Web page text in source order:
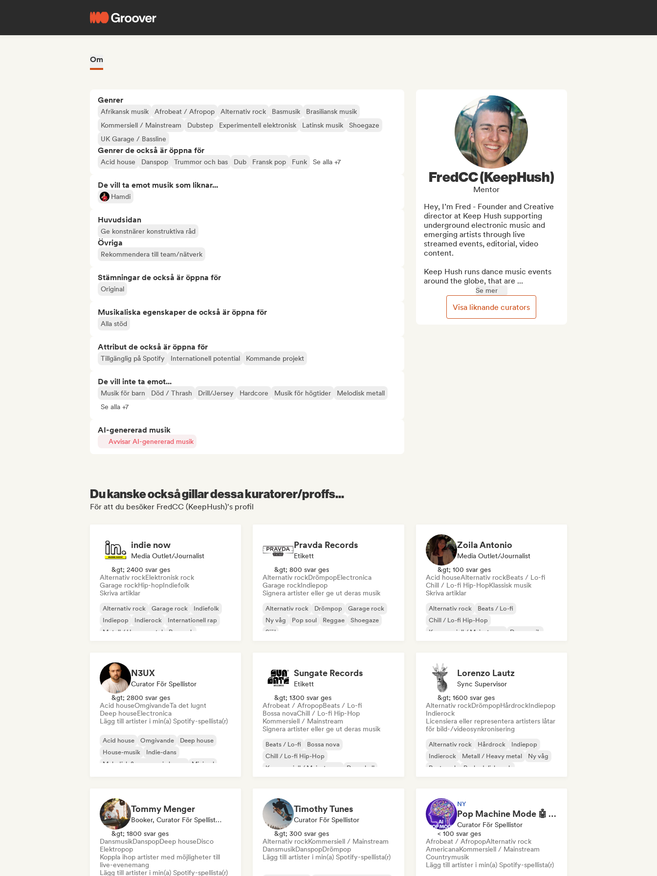
Om
Genrer
Afrikansk musik Afrobeat / Afropop Alternativ rock Basmusik
Brasiliansk musik
Kommersiell / Mainstream
Dubstep Experimentell elektronisk Latinsk musik
Shoegaze
UK Garage / Bassline
Genrer de också är öppna för
Acid house Danspop Trummor och bas Dub Fransk pop Funk Se alla +7
De vill ta emot musik som liknar...
Hamdi
Huvudsidan
Ge konstnärer konstruktiva råd
Övriga
Rekommendera till team/nätverk
Stämningar de också är öppna för
Original
Musikaliska egenskaper de också är öppna för
Alla stöd
Attribut de också är öppna för
Tillgänglig på Spotify Internationell potential Kommande projekt
De vill inte ta emot...
Musik för barn Död / Thrash Drill/Jersey Hardcore Musik för högtider
Melodisk metall
Se alla +7
AI-genererad musik
Avvisar AI-genererad musik
FredCC (KeepHush)
Mentor
Hey, I’m Fred - Founder and Creative
director at Keep Hush supporting
underground electronic music and
emerging artists through live
streamed events, editorial, video
content.
Keep Hush runs dance music events
around the globe, that are ...
Se mer
Visa liknande curators
Du kanske också gillar dessa kuratorer/proffs...
För att du besöker FredCC (KeepHush)'s profil
indie now
Media Outlet/Journalist
&gt; 2400 svar ges
Alternativ rockElektronisk rock
Garage rockHip-hopIndiefolk
Skriva artiklar
Alternativ rock Garage rock
Indiefolk
Indiepop
Indierock
Internationell rap
Metall / Heavy metal
Poprock
Pravda Records
Etikett
&gt; 800 svar ges
Alternativ rockDrömpopElectronica
Garage rockIndiepop
Signera artister eller ge ut deras musik
Alternativ rock Drömpop
Garage rock
Ny våg
Pop soul Reggae
Shoegaze
Själ
Zoila Antonio
Media Outlet/Journalist
&gt; 100 svar ges
Acid houseAlternativ rockBeats / Lo-fi
Chill / Lo-fi Hip-HopKlassisk musik
Skriva artiklar
Alternativ rock
Beats / Lo-fi
Chill / Lo-fi Hip-Hop
Kommersiell / Mainstream
Dansmusik
N3UX
Curator För Spellistor
&gt; 2800 svar ges
Acid houseOmgivandeTa det lugnt
Deep houseElectronica
Lägg till artister i min(a) Spotify-spellista(r)
Acid house Omgivande
Deep house
House-musik
Indie-dans
Melodisk & progressiv house
Minimal
Sungate Records
Etikett
&gt; 1300 svar ges
Afrobeat / AfropopBeats / Lo-fi
Bossa novaChill / Lo-fi Hip-Hop
Kommersiell / Mainstream
Signera artister eller ge ut deras musik
Beats / Lo-fi
Bossa nova
Chill / Lo-fi Hip-Hop
Kommersiell / Mainstream
Dancehall
Lorenzo Lautz
Sync Supervisor
&gt; 1600 svar ges
Alternativ rockDrömpopHårdrockIndiepop
Indierock
Licensiera eller representera artisters låtar
för bild-/videosynkronisering
Alternativ rock Hårdrock
Indiepop
Indierock
Metall / Heavy metal
Ny våg
Post punk
Psykedelisk rock
Tommy Menger
Booker, Curator För Spellistor
&gt; 1800 svar ges
DansmusikDanspopDeep houseDisco
Elektropop
Koppla ihop artister med möjligheter till
live-evenemang
Lägg till artister i min(a) Spotify-spellista(r)
Timothy Tunes
Curator För Spellistor
&gt; 300 svar ges
Alternativ rockKommersiell / Mainstream
DansmusikDanspopDrömpop
Lägg till artister i min(a) Spotify-spellista(r)
NY
Pop Machine Mode 🤖 AI Music, Indie Pop & Dream Pop
Curator För Spellistor
< 100 svar ges
Afrobeat / AfropopAlternativ rock
AmericanaKommersiell / Mainstream
Countrymusik
Lägg till artister i min(a) Spotify-spellista(r)